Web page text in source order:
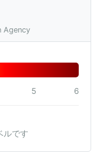
Agency
5 6
ルです